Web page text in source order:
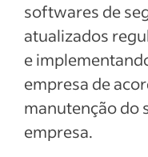
softwares de
atualizados
e
empresa de
manutenção do
empresa.